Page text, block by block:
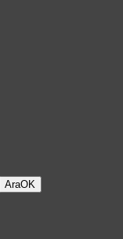
AraOK